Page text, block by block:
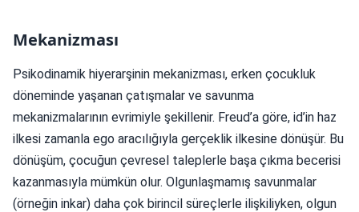
Mekanizması
Psikodinamik hiyerarşinin mekanizması, erken çocukluk
döneminde yaşanan çatışmalar ve savunma
mekanizmalarının evrimiyle şekillenir. Freud’a göre, id’in haz
ilkesi zamanla ego aracılığıyla gerçeklik ilkesine dönüşür. Bu
dönüşüm, çocuğun çevresel taleplerle başa çıkma becerisi
kazanmasıyla mümkün olur. Olgunlaşmamış savunmalar
(örneğin inkar) daha çok birincil süreçlerle ilişkiliyken, olgun